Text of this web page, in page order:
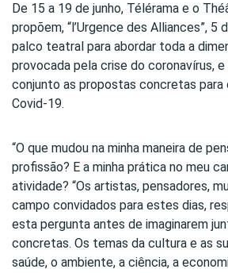
De 15 a 19 de junho, Télérama e o
propõem, “l’Urgence des Alliances”, 5
palco teatral para abordar toda a
provocada pela crise do coronavírus,
conjunto as propostas concretas para
Covid-19.
“O que mudou na minha maneira de
profissão? E a minha prática no meu
atividade? “Os artistas, pensadores,
campo convidados para estes dias,
esta pergunta antes de imaginarem
concretas. Os temas da cultura e as
saúde, o ambiente, a ciência, a